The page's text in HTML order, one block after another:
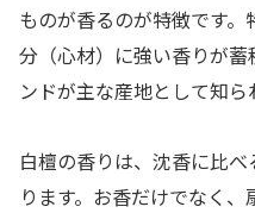
ものが香るのが特徴です
分（心材）に強い香りが
ンドが主な産地として知ら
白檀の香りは、沈香に比
ります。お香だけでなく